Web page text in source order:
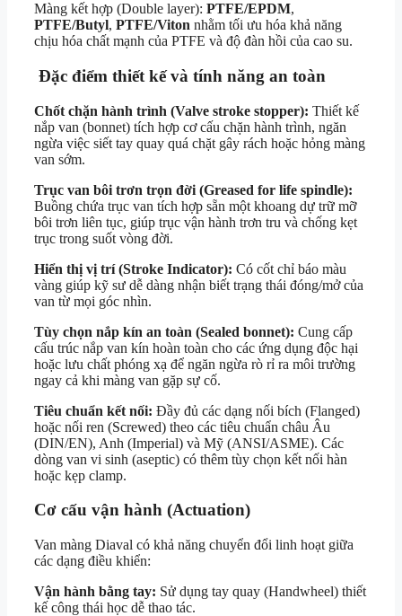
Màng kết hợp (Double layer): PTFE/EPDM,
PTFE/Butyl, PTFE/Viton nhằm tối ưu hóa khả năng
chịu hóa chất mạnh của PTFE và độ đàn hồi của cao su.
Đặc điểm thiết kế và tính năng an toàn
Chốt chặn hành trình (Valve stroke stopper): Thiết kế
nắp van (bonnet) tích hợp cơ cấu chặn hành trình, ngăn
ngừa việc siết tay quay quá chặt gây rách hoặc hỏng màng
van sớm.
Trục van bôi trơn trọn đời (Greased for life spindle):
Buồng chứa trục van tích hợp sẵn một khoang dự trữ mỡ
bôi trơn liên tục, giúp trục vận hành trơn tru và chống kẹt
trục trong suốt vòng đời.
Hiển thị vị trí (Stroke Indicator): Có cốt chỉ báo màu
vàng giúp kỹ sư dễ dàng nhận biết trạng thái đóng/mở của
van từ mọi góc nhìn.
Tùy chọn nắp kín an toàn (Sealed bonnet): Cung cấp
cấu trúc nắp van kín hoàn toàn cho các ứng dụng độc hại
hoặc lưu chất phóng xạ để ngăn ngừa rò rỉ ra môi trường
ngay cả khi màng van gặp sự cố.
Tiêu chuẩn kết nối: Đầy đủ các dạng nối bích (Flanged)
hoặc nối ren (Screwed) theo các tiêu chuẩn châu Âu
(DIN/EN), Anh (Imperial) và Mỹ (ANSI/ASME). Các
dòng van vi sinh (aseptic) có thêm tùy chọn kết nối hàn
hoặc kẹp clamp.
Cơ cấu vận hành (Actuation)
Van màng Diaval có khả năng chuyển đổi linh hoạt giữa
các dạng điều khiển:
Vận hành bằng tay: Sử dụng tay quay (Handwheel) thiết
kế công thái học dễ thao tác.